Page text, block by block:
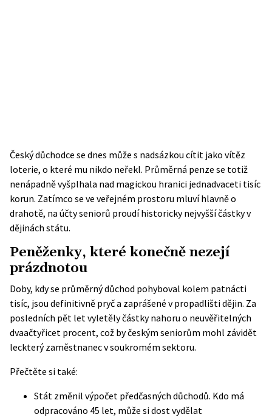
Český důchodce se dnes může s nadsázkou cítit jako vítěz
loterie, o které mu nikdo neřekl. Průměrná penze se totiž
nenápadně vyšplhala nad magickou hranici jednadvaceti tisíc
korun. Zatímco se ve veřejném prostoru mluví hlavně o
drahotě, na účty seniorů proudí historicky nejvyšší částky v
dějinách státu.
Peněženky, které konečně nezejí
prázdnotou
Doby, kdy se průměrný důchod pohyboval kolem patnácti
tisíc, jsou definitivně pryč a zaprášené v propadlišti dějin. Za
posledních pět let vyletěly částky nahoru o neuvěřitelných
dvaačtyřicet procent, což by českým seniorům mohl závidět
leckterý zaměstnanec v soukromém sektoru.
Přečtěte si také:
Stát změnil výpočet předčasných důchodů. Kdo má
odpracováno 45 let, může si dost vydělat